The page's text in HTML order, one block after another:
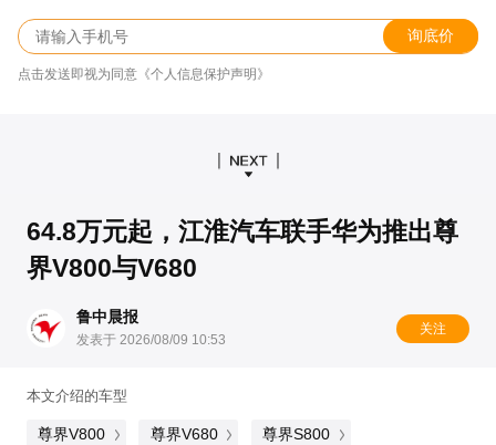
询底价
点击发送即视为同意《个人信息保护声明》
64.8万元起，江淮汽车联手华为推出尊
界V800与V680
鲁中晨报
发表于 2026/08/09 10:53
关注
本文介绍的车型
尊界V800 尊界V680 尊界S800